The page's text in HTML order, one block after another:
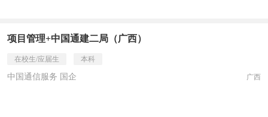
项目管理+中国通建二局（广西）
在校生/应届生 本科
中国通信服务 国企 广西